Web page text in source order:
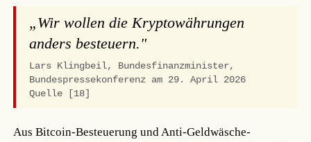
„Wir wollen die Kryptowährungen
anders besteuern."
Lars Klingbeil, Bundesfinanzminister,
Bundespressekonferenz am 29. April 2026
Quelle [18]
Aus Bitcoin-Besteuerung und Anti-Geldwäsche-